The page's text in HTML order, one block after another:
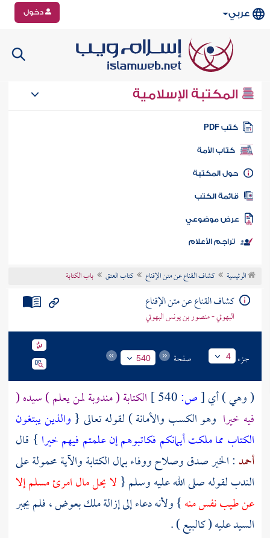
عربي دخول
المكتبة الإسلامية
كتب PDF
كتاب الأمة
المكتبة
الكتب
موضوعي
تراجم الأعلام
الرئيسية كشاف القناع عن متن الإقناع كتاب العتق باب الكتابة
كشاف القناع عن متن الإقناع
البهوتي - منصور بن يونس البهوتي
جزء 4 صفحة 540
( وهي ) أي[ص:
الكتابة ( مندوبة لمن يعلم ) سيده (
فيه خيرا وهو الكسب والأمانة ) لقوله تعالى { والذين يبتغون
الكتاب مما ملكت أيمانكم فكاتبوهم إن علمتم فيهم خيرا } قال
أحمد: الخير صدق وصلاح ووفاء بمال الكتابة والآية محمولة على
الندب لقوله صلى الله عليه وسلم { لا يحل مال امرئ مسلم إلا
عن طيب نفس منه} ولأنه دعاء إلى إزالة ملك بعوض ، فلم يجبر
السيد عليه ( كالبيع ) .